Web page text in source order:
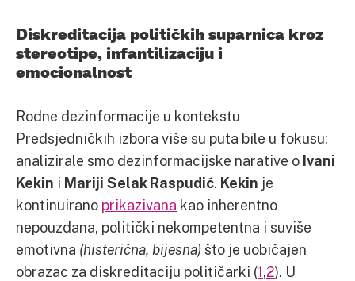
Diskreditacija političkih suparnica kroz
stereotipe, infantilizaciju i
emocionalnost
Rodne dezinformacije u kontekstu
Predsjedničkih izbora više su puta bile u fokusu:
analizirale smo dezinformacijske narative o Ivani
Kekin i Mariji Selak Raspudić. Kekin je
kontinuirano prikazivana kao inherentno
nepouzdana, politički nekompetentna i suviše
emotivna (histerična, bijesna)što je uobičajen
obrazac za diskreditaciju političarki (1,2). U